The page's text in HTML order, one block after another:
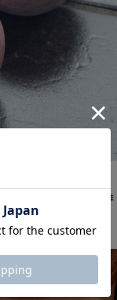
のリリースボールが再登場しま
目につく場所に置いておける